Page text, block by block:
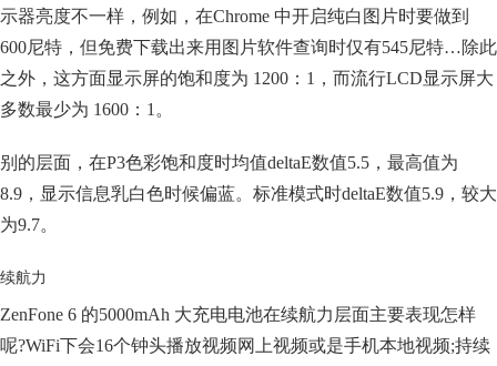
示器亮度不一样，例如，在Chrome 中开启纯白图片时要做到
600尼特，但免费下载出来用图片软件查询时仅有545尼特…除此
之外，这方面显示屏的饱和度为 1200：1，而流行LCD显示屏大
多数最少为 1600：1。
别的层面，在P3色彩饱和度时均值deltaE数值5.5，最高值为
8.9，显示信息乳白色时候偏蓝。标准模式时deltaE数值5.9，较大
为9.7。
续航力
ZenFone 6 的5000mAh 大充电电池在续航力层面主要表现怎样
呢?WiFi下会16个钟头播放视频网上视频或是手机本地视频;持续